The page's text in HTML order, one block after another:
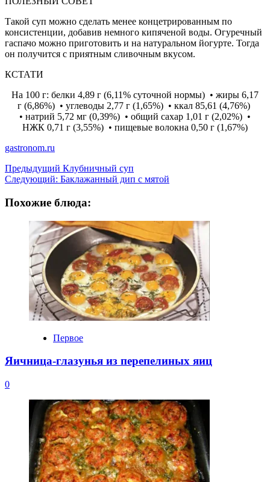
Такой суп можно сделать менее концетрированным по
консистенции, добавив немного кипяченой воды. Огуречный
гаспачо можно приготовить и на натуральном йогурте. Тогда
он получится с приятным сливочным вкусом.
КСТАТИ
На 100 г: белки 4,89 г (6,11% суточной нормы) • жиры 6,17
г (6,86%) • углеводы 2,77 г (1,65%) • ккал 85,61 (4,76%)
• натрий 5,72 мг (0,39%) • общий сахар 1,01 г (2,02%) •
НЖК 0,71 г (3,55%) • пищевые волокна 0,50 г (1,67%)
gastronom.ru
Навигация
записи
Предыдущий Клубничный суп
Следующий: Баклажанный дип с мятой
Похожие блюда:
Первое
Яичница-глазунья из перепелиных яиц
0